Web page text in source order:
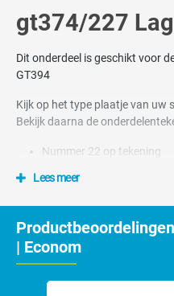
gt374/227
Dit onderdeel is geschikt voor
GT394
Kijk op het type plaatje van uw
Bekijk daarna de
Nummer 22 op tekening
Lees meer
| Econom